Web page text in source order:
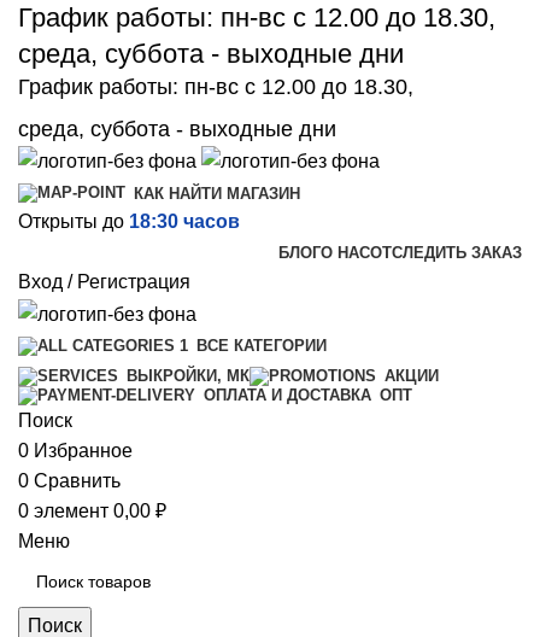
График работы: пн-вс с 12.00 до 18.30,
среда, суббота - выходные дни
График работы: пн-вс с 12.00 до 18.30,
среда, суббота - выходные дни
КАК НАЙТИ МАГАЗИН
Открыты до 18:30 часов
БЛОГО НАСОТСЛЕДИТЬ ЗАКАЗ
Вход / Регистрация
ВСЕ КАТЕГОРИИ
ВЫКРОЙКИ, МК
АКЦИИ
ОПЛАТА И ДОСТАВКА ОПТ
Поиск
0 Избранное
0 Сравнить
0 элемент 0,00 ₽
Меню
Поиск